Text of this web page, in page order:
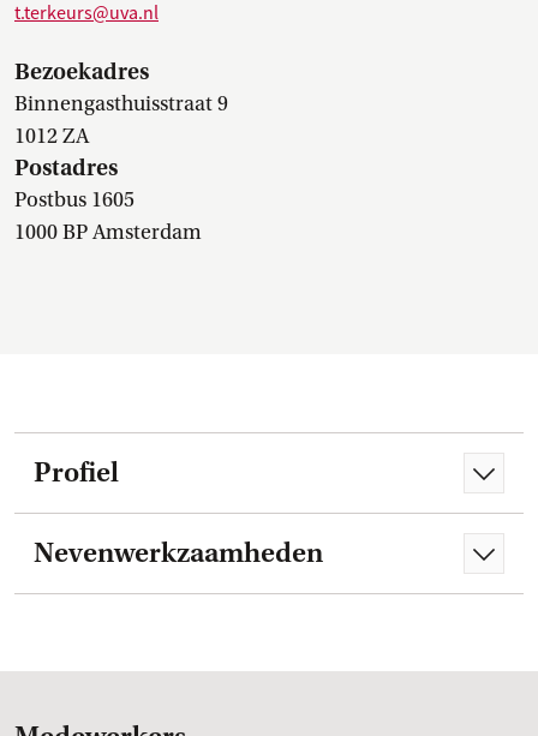
t.terkeurs@uva.nl
Bezoekadres
Binnengasthuisstraat 9
1012 ZA
Postadres
Postbus 1605
1000 BP Amsterdam
Profiel
Nevenwerkzaamheden